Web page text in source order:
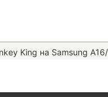
King на Samsung